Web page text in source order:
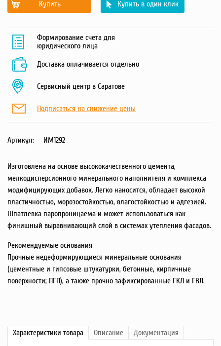
Купить Купить в один клик
Формирование счета для
юридического лица
Доставка оплачивается отдельно
Сервисный центр в Саратове
Подписаться на снижение цены
Артикул: ИМ1292
Изготовлена на основе высококачественного цемента,
мелкодисперсионного минерального наполнителя и комплекса
модифицирующих добавок. Легко наносится, обладает высокой
пластичностью, морозостойкостью, влагостойкостью и адгезией.
Шпатлевка паропроницаема и может использоваться как
финишный выравнивающий слой в системах утепления фасадов.
Рекомендуемые основания
Прочные недеформирующиеся минеральные основания
(цементные и гипсовые штукатурки, бетонные, кирпичные
поверхности; ПГП), а также прочно зафиксированные ГКЛ и ГВЛ.
Характеристики товара Описание
Документация